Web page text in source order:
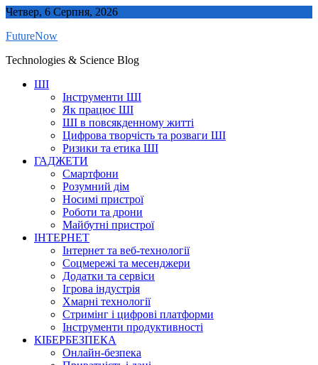
Skip
content
Четвер, 6 Серпня, 2026
FutureNow
Technologies & Science Blog
ШІ
Інструменти ШІ
Як працює ШІ
ШІ в повсякденному житті
Цифрова творчість та розваги ШІ
Ризики та етика ШІ
ГАДЖЕТИ
Смартфони
Розумний дім
Носимі пристрої
Роботи та дрони
Майбутні пристрої
ІНТЕРНЕТ
Інтернет та веб-технології
Соцмережі та месенджери
Додатки та сервіси
Ігрова індустрія
Хмарні технології
Стримінг і цифрові платформи
Інструменти продуктивності
КІБЕРБЕЗПЕКА
Онлайн-безпека